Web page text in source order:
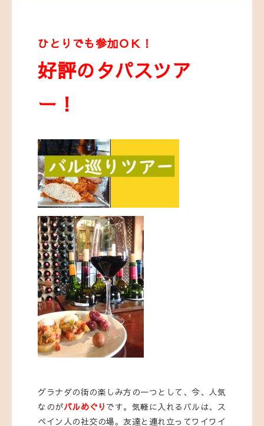
ひとりでも参加ＯＫ！
好評のタパスツア
ー！
グラナダの街の楽しみ方の一つとして、今、人気
なのがバルめぐり です。気軽に入れるバルは、ス
ペイン人の社交の場。友達と連れ立ってワイワイ